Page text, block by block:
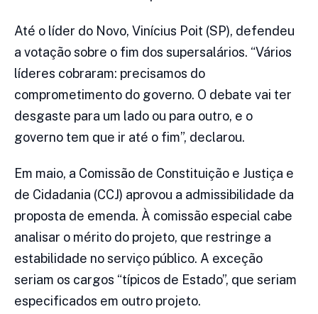
Até o líder do Novo, Vinícius Poit (SP), defendeu
a votação sobre o fim dos supersalários. “Vários
líderes cobraram: precisamos do
comprometimento do governo. O debate vai ter
desgaste para um lado ou para outro, e o
governo tem que ir até o fim”, declarou.
Em maio, a Comissão de Constituição e Justiça e
de Cidadania (CCJ) aprovou a admissibilidade da
proposta de emenda. À comissão especial cabe
analisar o mérito do projeto, que restringe a
estabilidade no serviço público. A exceção
seriam os cargos “típicos de Estado”, que seriam
especificados em outro projeto.